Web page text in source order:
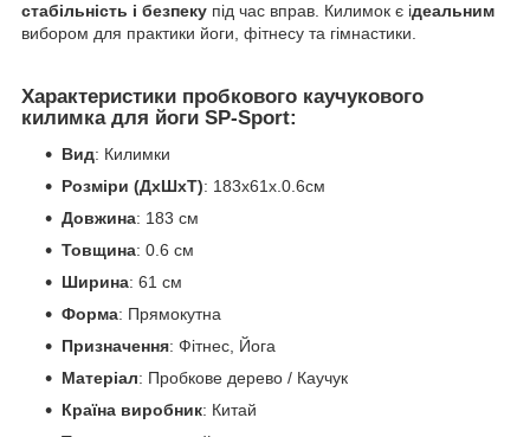
стабільність і безпеку під час вправ. Килимок є ідеальним
вибором для практики йоги, фітнесу та гімнастики.
Характеристики пробкового каучукового
килимка для йоги SP-Sport:
Вид: Килимки
Розміри (ДхШхТ): 183x61x.0.6см
Довжина: 183 см
Товщина: 0.6 см
Ширина: 61 см
Форма: Прямокутна
Призначення: Фітнес, Йога
Матеріал: Пробкове дерево / Каучук
Країна виробник: Китай